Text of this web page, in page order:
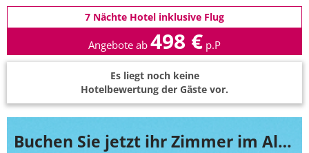
7 Nächte Hotel inklusive Flug
Angebote ab 498 € p.P
Es liegt noch keine
Hotelbewertung der Gäste vor.
Buchen Sie jetzt ihr Zimmer im Albergo e Agriturismo Casafrassi